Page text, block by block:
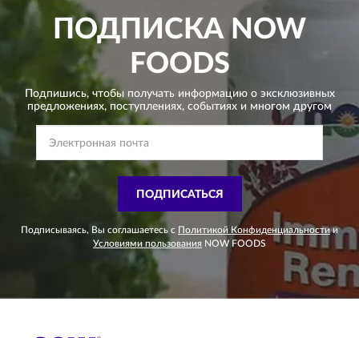
ПОДПИСКАNOW
FOODS
Подпишись, чтобы получать информацию о эксклюзивных
предложениях, поступлениях, событиях и многом другом
ПОДПИСАТЬСЯ
Подписываясь, Вы соглашаетесь с Политикой Конфиденциальности и
Условиями пользования NOW FOODS